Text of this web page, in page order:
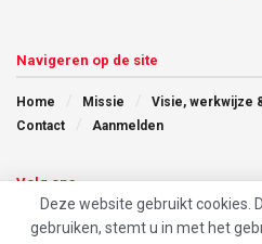
Navigeren op de site
Home Missie Visie, werkwijze
Contact
Aanmelden
Volg ons
Deze website gebruikt cookies.
gebruiken, stemt u in met het